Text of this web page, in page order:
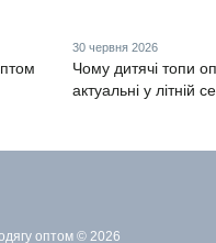
30 червня 2026
Чому дитячі топи
актуальні у літній
оптом © 2026